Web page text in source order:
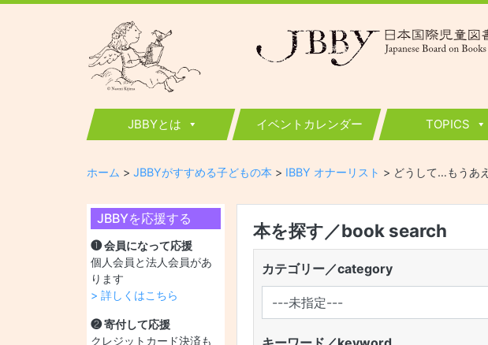
JBBY
日本国際児童図書評議会
JBBYとは イベントカレンダー TOPICS
ホーム > JBBYがすすめる子どもの本 > IBBY オナーリスト > どうして…もうあ
JBBYを応援する
❶ 会員になって応援
個人会員と法人会員があ
ります
> 詳しくはこちら
❷ 寄付して応援
クレジットカード決済も
本を探す／book search
カテゴリー／category